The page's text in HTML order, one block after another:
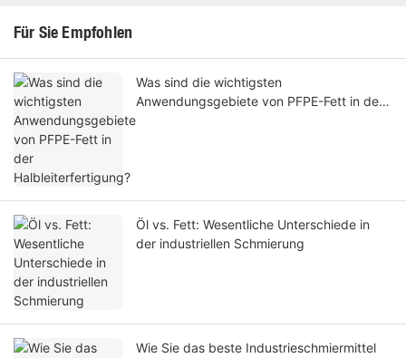
Für Sie Empfohlen
Was sind die wichtigsten
Anwendungsgebiete von PFPE-Fett in der
Öl vs. Fett: Wesentliche Unterschiede in
der industriellen Schmierung
Wie Sie das beste Industrieschmiermittel